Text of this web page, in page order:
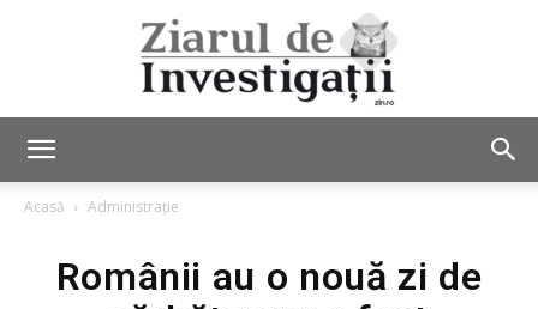
de
Acasă Administrație
Românii au o nouă zi de